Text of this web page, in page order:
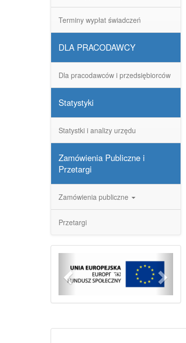
Terminy wypłat świadczeń
DLA PRACODAWCY
Dla pracodawców i przedsiębiorców
Statystyki
Statystki i analizy urzędu
Zamówienia Publiczne i
Przetargi
Zamówienia publiczne
Przetargi
Next